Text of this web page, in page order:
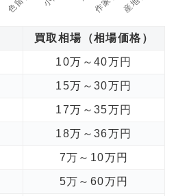
買取相場（相場価格）
10万～40万円
15万～30万円
17万～35万円
18万～36万円
7万～10万円
5万～60万円